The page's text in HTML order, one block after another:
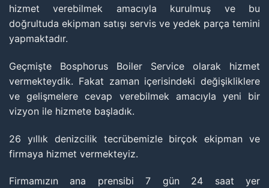
hizmet verebilmek amacıyla kurulmuş ve bu
doğrultuda ekipman satışı servis ve yedek parça temini
yapmaktadır.
Geçmişte Bosphorus Boiler Service olarak hizmet
vermekteydik. Fakat zaman içerisindeki değişikliklere
ve gelişmelere cevap verebilmek amacıyla yeni bir
vizyon ile hizmete başladık.
26 yıllık denizcilik tecrübemizle birçok ekipman ve
firmaya hizmet vermekteyiz.
Firmamızın ana prensibi 7 gün 24 saat yer